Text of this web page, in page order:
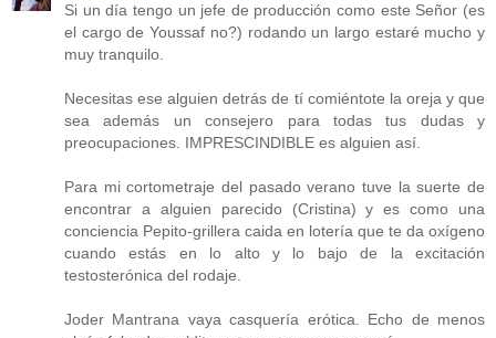
Si un día tengo un jefe de producción como este Señor (es
el cargo de Youssaf no?) rodando un largo estaré mucho y
muy tranquilo.
Necesitas ese alguien detrás de tí comiéntote la oreja y que
sea además un consejero para todas tus dudas y
preocupaciones. IMPRESCINDIBLE es alguien así.
Para mi cortometraje del pasado verano tuve la suerte de
encontrar a alguien parecido (Cristina) y es como una
conciencia Pepito-grillera caida en lotería que te da oxígeno
cuando estás en lo alto y lo bajo de la excitación
testosterónica del rodaje.
Joder Mantrana vaya casquería erótica. Echo de menos